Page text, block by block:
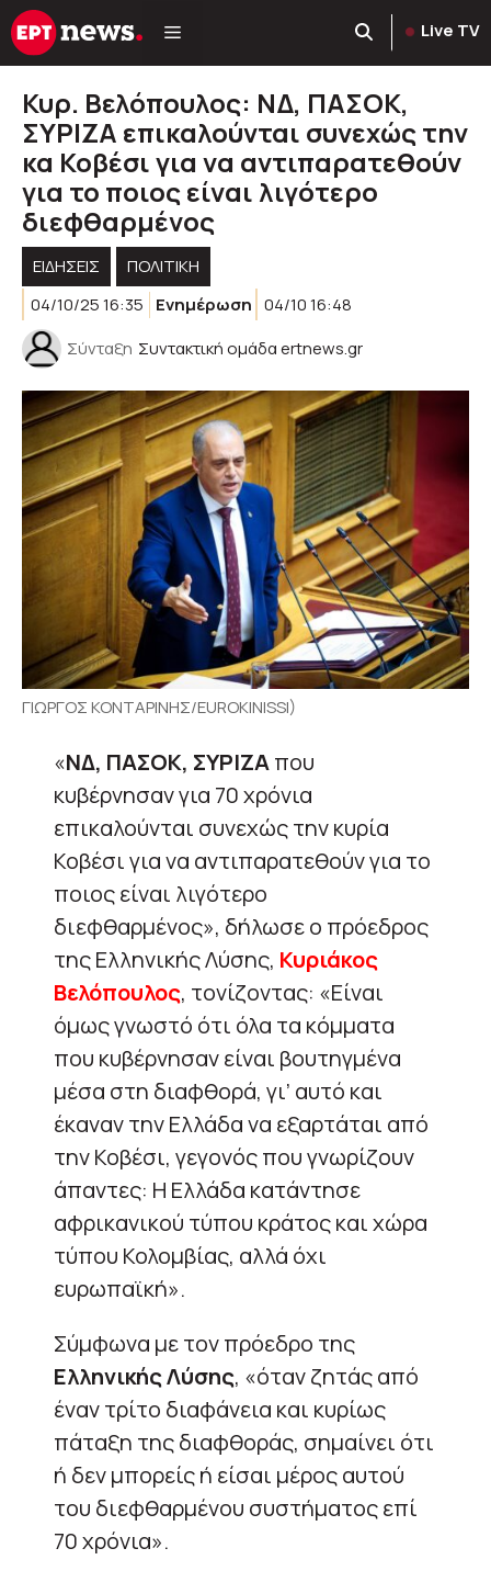
Μετάβαση
σε
Live TV
Κυρ. Βελόπουλος: ΝΔ, ΠΑΣΟΚ,
ΣΥΡΙΖΑ επικαλούνται συνεχώς την
κα Κοβέσι για να αντιπαρατεθούν
για το ποιος είναι λιγότερο
διεφθαρμένος
ΕΙΔΗΣΕΙΣ
ΠΟΛΙΤΙΚΉ
04/10/25 16:35
Ενημέρωση 04/10 16:48
Σύνταξη Συντακτική ομάδα ertnews.gr
ΓΙΩΡΓΟΣ ΚΟΝΤΑΡΙΝΗΣ/EUROKINISSI)
«ΝΔ, ΠΑΣΟΚ, ΣΥΡΙΖΑπου
κυβέρνησαν για 70 χρόνια
επικαλούνται συνεχώς την κυρία
Κοβέσι για να αντιπαρατεθούν για το
ποιος είναι λιγότερο
διεφθαρμένος», δήλωσε ο πρόεδρος
της Ελληνικής Λύσης, Κυριάκος
Βελόπουλος, τονίζοντας: «Είναι
όμως γνωστό ότι όλα τα κόμματα
που κυβέρνησαν είναι βουτηγμένα
μέσα στη διαφθορά, γι’ αυτό και
έκαναν την Ελλάδα να εξαρτάται από
την Κοβέσι, γεγονός που γνωρίζουν
άπαντες: Η Ελλάδα κατάντησε
αφρικανικού τύπου κράτος και χώρα
τύπου Κολομβίας, αλλά όχι
ευρωπαϊκή».
Σύμφωνα με τον πρόεδρο της
Ελληνικής Λύσης, «όταν ζητάς από
έναν τρίτο διαφάνεια και κυρίως
πάταξη της διαφθοράς, σημαίνει ότι
ή δεν μπορείς ή είσαι μέρος αυτού
του διεφθαρμένου συστήματος επί
70 χρόνια».